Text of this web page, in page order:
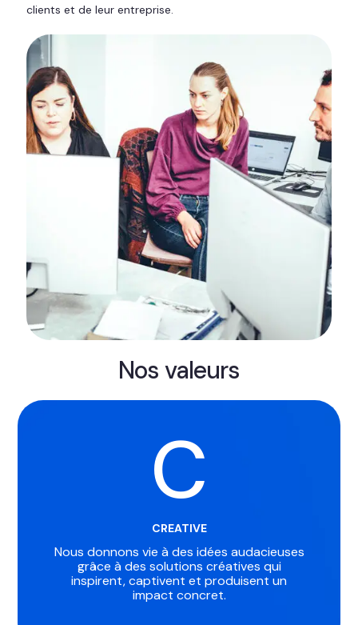
clients et de leur entreprise.
Nos valeurs
C
CREATIVE
Nous donnons vie à des idées audacieuses
grâce à des solutions créatives qui
inspirent, captivent et produisent un
impact concret.